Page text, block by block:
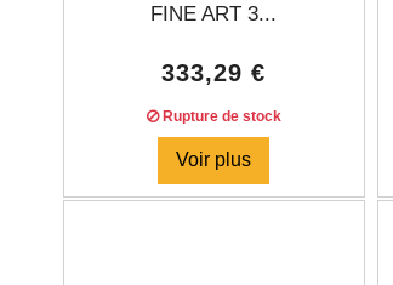
FINE ART 3...
333,29 €
Rupture de stock
Voir plus